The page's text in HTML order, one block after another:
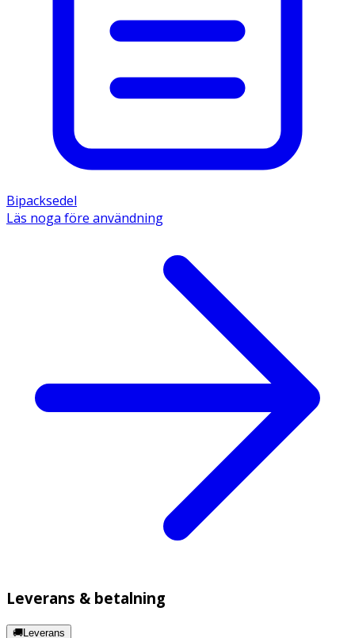
Bipacksedel
Läs noga före användning
Leverans & betalning
🚚Leverans